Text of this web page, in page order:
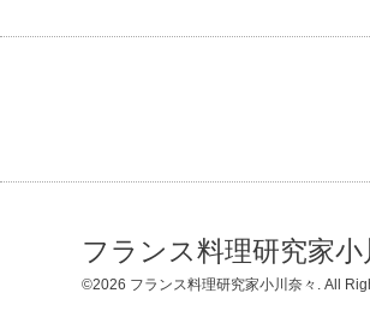
フランス料理研究家小
©2026 フランス料理研究家小川奈々 . All